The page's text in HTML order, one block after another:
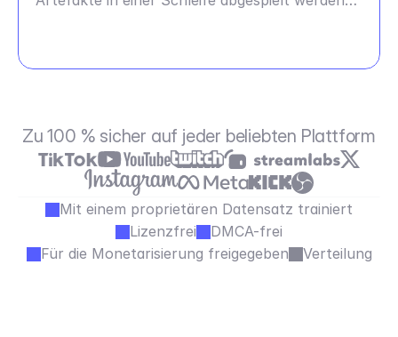
Zu 100 % sicher auf jeder beliebten Plattform
Mit einem proprietären Datensatz trainiert
Lizenzfrei
DMCA-frei
Für die Monetarisierung freigegeben
Verteilung